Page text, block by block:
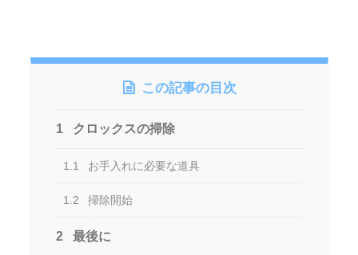
この記事の目次
1 クロックスの掃除
1.1 お手入れに必要な道具
1.2 掃除開始
2 最後に